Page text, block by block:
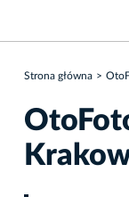
Strona główna